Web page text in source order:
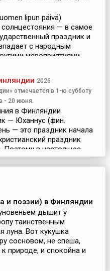
lipun päivä)
солнцестояния — в самое
праздник и
с народным
мероприятиями
2026
отмечается в 1-ю субботу
- 20 июня.
в Финляндии
— Юханнус (фин.
— это праздник начала
праздник
Поэтому в настоящее
и поэзии) в Финляндии
дышит у
таинственным
луна. Вот кукушка
сосновом, не спеша,
природе, и спокойна и